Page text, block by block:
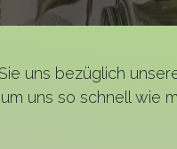
uns bezüglich
uns so schnell wie